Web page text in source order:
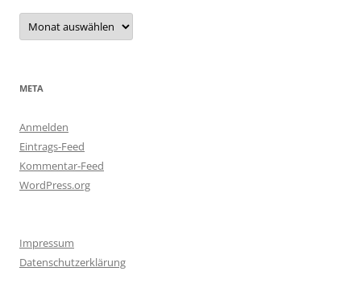
Archiv
META
Anmelden
Eintrags-Feed
Kommentar-Feed
WordPress.org
Impressum
Datenschutzerklärung